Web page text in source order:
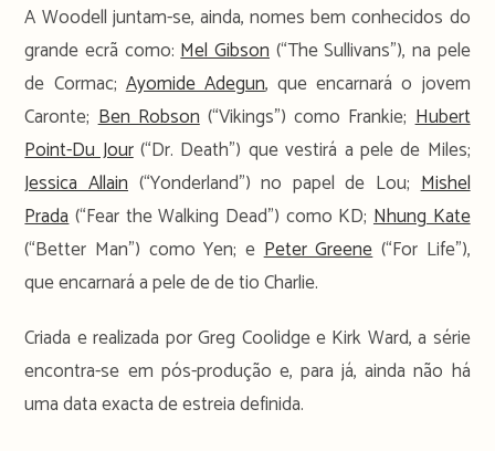
A Woodell juntam-se, ainda, nomes bem conhecidos do
grande ecrã como:Mel Gibson (“The Sullivans”), na pele
de Cormac;Ayomide Adegun, que encarnará o jovem
Caronte;Ben Robson(“Vikings”) como Frankie;Hubert
Point-Du Jour(“Dr. Death”) que vestirá a pele de Miles;
Jessica Allain (“Yonderland”) no papel de Lou;Mishel
Prada(“Fear the Walking Dead”) como KD; Nhung Kate
(“Better Man”) como Yen; ePeter Greene(“For Life”),
que encarnará a pele de de tio Charlie.
Criada e realizada por Greg Coolidge e Kirk Ward, a série
encontra-se em pós-produção e, para já, ainda não há
uma data exacta de estreia definida.